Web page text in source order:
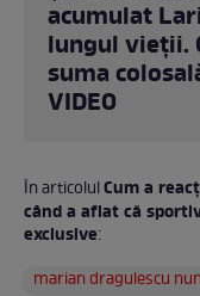
acumulat
lungul vieții.
suma
VIDEO
În articolulCum a
când a aflat că
exclusive:
marian dragulescu